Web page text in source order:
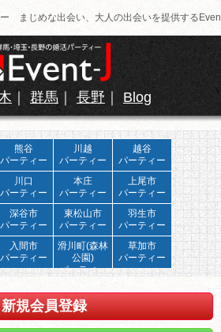
まじめな出会い、大人の出会いを提供するEven
｜ 群馬 ｜ 長野 ｜ Blog
熊谷
パーティー
川越
パーティー
越谷
パーティー
川口
パーティー
本庄
パーティー
上尾市
パーティー
深谷市
パーティー
東松山市
パーティー
羽生市
パーティー
入間市
パーティー
滑川町(森林
公園)
パーティー
草加市
パーティー
新規会員登録